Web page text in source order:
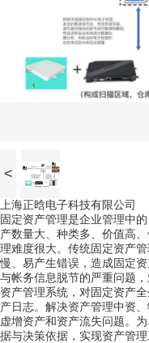
<
上海正晗电子科技有限公司
固定资产管理是企业管理中
产数量大、种类多、价值高
理难度很大。传统固定资产
慢、易产生错误，造成固定
与帐务信息脱节的严重问题
资产管理系统，对固定资产
产日志。解决资产管理中资
虚增资产和资产流失问题。
据与决策依据，实现资产管